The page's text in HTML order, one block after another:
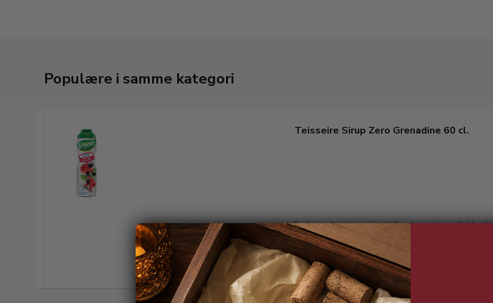
Populære i samme kategori
Teisseire Sirup Zero Grenadine 60 cl.
En levende smag af røde frugter og bær. Sukkerfri